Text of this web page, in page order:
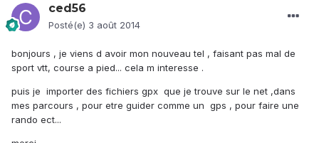
ced56
Posté(e) 3 août 2014
bonjours , je viens d avoir mon nouveau tel , faisant pas mal de
sport vtt, course a pied... cela m interesse .
puis je importer des fichiers gpx que je trouve sur le net ,dans
mes parcours , pour etre guider comme un gps , pour faire une
rando ect...